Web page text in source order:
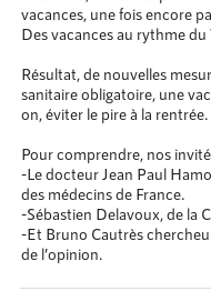
vacances, une fois encore
Des vacances au rythme
Résultat, de nouvelles
sanitaire obligatoire, une
on, éviter le pire à la rentrée.
Pour comprendre, nos
-Le docteur Jean Paul
des médecins de France.
-Sébastien Delavoux, de la
-Et Bruno Cautrès
de l’opinion.